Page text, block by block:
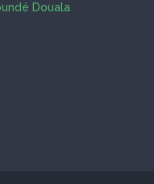
Douala